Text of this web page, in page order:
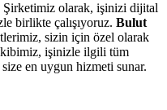
Şirketimiz olarak, işinizi dijital
birlikte çalışıyoruz. Bulut
sizin için özel olarak
işinizle ilgili tüm
en uygun hizmeti sunar.